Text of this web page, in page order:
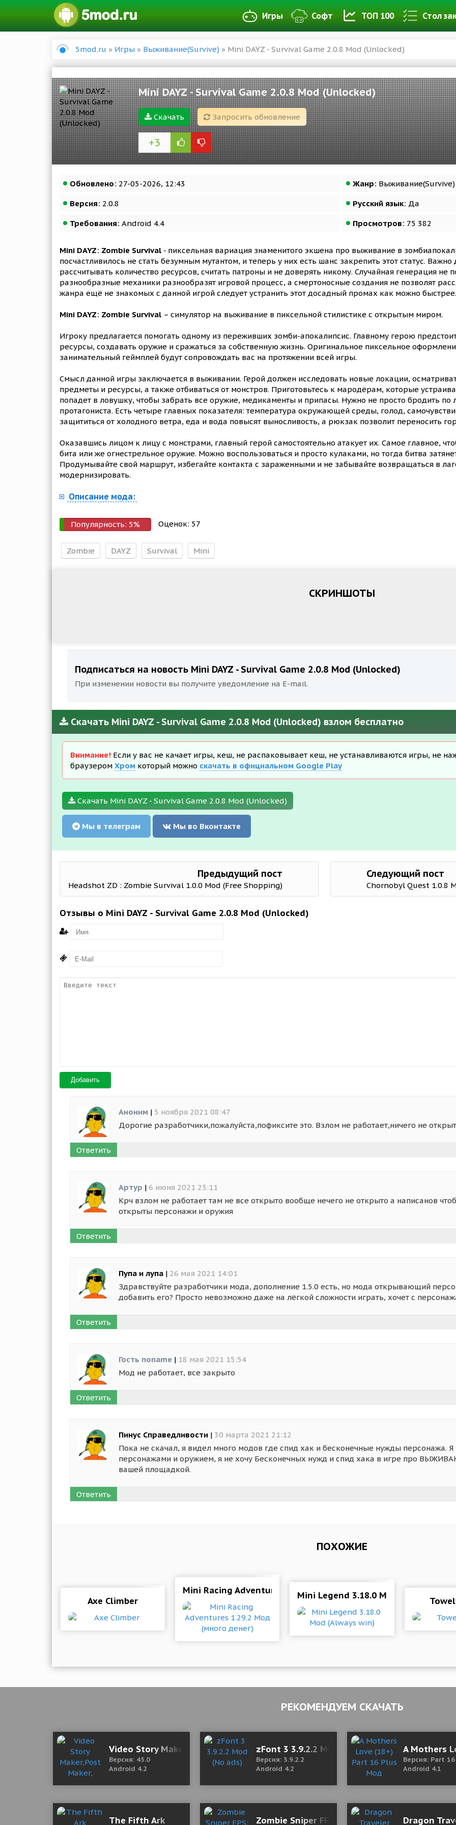
Игры Софт ТОП 100 Стол
5mod.ru » Игры » Выживание(Survive) » Mini DAYZ - Survival Game 2.0.8 Mod (Unlocked)
Mini DAYZ - Survival Game 2.0.8 Mod (Unlocked)
Скачать Запросить обновление
+3
Обновлено: 27-05-2026, 12:43 Жанр:
Версия: 2.0.8 Русский язык: Да
Требования: Android 4.4 Просмотров: 75 382
Mini DAYZ: Zombie Survival - пиксельная вариация знаменитого экшена про выживание в
посчастливилось не стать безумным мутантом, и теперь у них есть шанс закрепить этот статус.
рассчитывать количество ресурсов, считать патроны и не доверять никому. Случайная генерация не
разнообразные механики разнообразят игровой процесс, а смертоносные создания не позволят
жанра ещё не знакомых с данной игрой следует устранить этот досадный промах как можно быстрее.
Mini DAYZ: Zombie Survival – симулятор на выживание в пиксельной стилистике с открытым миром.
Игроку предлагается помогать одному из переживших зомби-апокалипсис. Главному герою
ресурсы, создавать оружие и сражаться за собственную жизнь. Оригинальное пиксельное
занимательный геймплей будут сопровождать вас на протяжении всей игры.
Смысл данной игры заключается в выживании. Герой должен исследовать новые локации,
предметы и ресурсы, а также отбиваться от монстров. Приготовьтесь к мародёрам, которые
попадет в ловушку, чтобы забрать все оружие, медикаменты и припасы. Нужно не просто бродить по
протагониста. Есть четыре главных показателя: температура окружающей среды, голод,
защититься от холодного ветра, еда и вода повысят выносливость, а рюкзак позволит переносить
Оказавшись лицом к лицу с монстрами, главный герой самостоятельно атакует их. Самое главное,
бита или же огнестрельное оружие. Можно воспользоваться и просто кулаками, но тогда битва
Продумывайте свой маршрут, избегайте контакта с зараженными и не забывайте возвращаться в
модернизировать.
Описание мода:
Популярность: 5% Оценок: 57
Zombie DAYZ Survival Mini
СКРИНШОТЫ
Подписаться на новость Mini DAYZ - Survival Game 2.0.8 Mod (Unlocked)
При изменении новости вы получите уведомление на E-mail.
Скачать Mini DAYZ - Survival Game 2.0.8 Mod (Unlocked) взлом бесплатно
Внимание! Если у вас не качает игры, кеш, не распаковывает кеш, не устанавливаются игры, не
браузером Хром который можно скачать в официальном Google Play
Скачать Mini DAYZ - Survival Game 2.0.8 Mod (Unlocked)
Мы в телеграм Мы во Вконтакте
Предыдущий пост
Headshot ZD : Zombie Survival 1.0.0 Mod (Free Shopping)
Следующий пост
Chornobyl Quest 1.0.8
Отзывы о Mini DAYZ - Survival Game 2.0.8 Mod (Unlocked)
Добавить
Аноним | 5 ноября 2021 08:47
Дорогие разработчики,пожалуйста,пофиксите это. Взлом не работает,ничего не
Ответить
Артур | 6 июня 2021 23:11
Крч взлом не работает там не все открыто вообще нечего не открыто а написанов
открыты персонажи и оружия
Ответить
Пупа и лупа | 26 мая 2021 14:01
Здравствуйте разработчики мода, дополнение 1.5.0 есть, но мода открывающий
добавить его? Просто невозможно даже на лёгкой сложности играть, хочет с
Ответить
Гость noname | 18 мая 2021 15:54
Мод не работает, все закрыто
Ответить
Пинус Справедливости | 30 марта 2021 21:12
Пока не скачал, я видел много модов где спид хак и бесконечные нужды персонажа.
персонажами и оружием, я не хочу Бесконечных нужд и спид хака в игре про
вашей площадкой.
Ответить
ПОХОЖИЕ
Axe Climber
Mini Racing Adventures 1.29.2 Мод (много денег)
Mini Legend 3.18.0 Mod (Always win)
РЕКОМЕНДУЕМ СКАЧАТЬ
Video Story Maker,Post Maker, Social Video Maker 45.0 Mod (Unlocked)
Версия: 45.0
Android 4.2
zFont 3 3.9.2.2 Mod (No ads)
Версия: 3.9.2.2
Android 4.2
A Mothers
Версия: Part
Android 4.1
The Fifth Ark Zombie Sniper FPS: Under Ashes 2.1.6.4 (Mod
Dragon